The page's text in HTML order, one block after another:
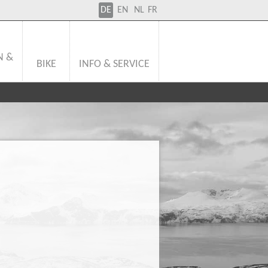
DE EN FR
NL
&
BIKE INFO & SERVICE